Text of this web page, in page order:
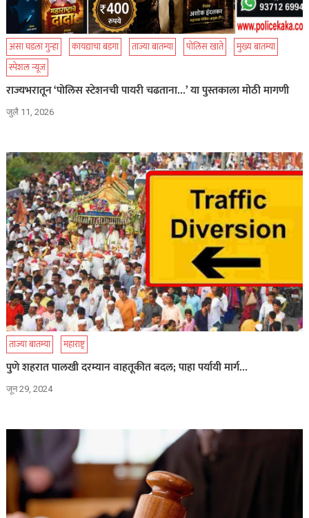
असा घडला गुन्हा कायद्याचा बडगा ताज्या बातम्या पोलिस खाते
मुख्य बातम्या
स्पेशल न्यूज
राज्यभरातून ‘पोलिस स्टेशनची पायरी चढताना…’ या पुस्तकाला मोठी मागणी
जुलै 11, 2026
ताज्या बातम्या महाराष्ट्र
पुणे शहरात पालखी दरम्यान वाहतूकीत बदल; पाहा पर्यायी मार्ग…
जून 29, 2024